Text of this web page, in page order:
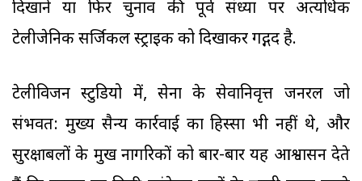
दिखाने या फिर चुनाव की पूर्व संध्या पर अत्यधिक
टेलीजेनिक सर्जिकल स्ट्राइक को दिखाकर गद्गद है.
टेलीविजन स्टुडियो में, सेना के सेवानिवृत्त जनरल जो
संभवत: मुख्य सैन्य कार्रवाई का हिस्सा भी नहीं थे, और
सुरक्षाबलों के प्रमुख नागरिकों को बार-बार यह आश्वासन देते